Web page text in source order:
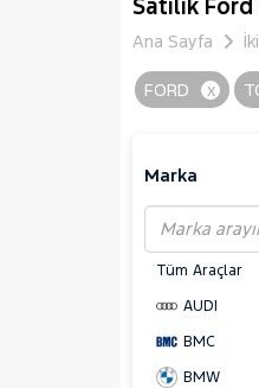
Modeller
Kasalar
Satılık
Ana Sayfa
FORD x
Marka
Tüm Araçlar
AUDI
BMC
BMW